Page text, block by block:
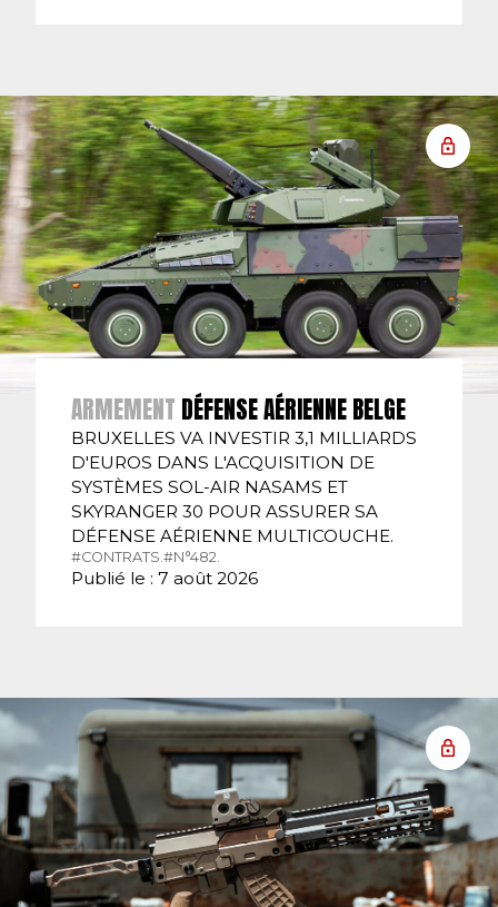
ARMEMENT DÉFENSE AÉRIENNE BELGE
BRUXELLES VA INVESTIR 3,1 MILLIARDS
D'EUROS DANS L'ACQUISITION DE
SYSTÈMES SOL-AIR NASAMS ET
SKYRANGER 30 POUR ASSURER SA
DÉFENSE AÉRIENNE MULTICOUCHE.
#CONTRATS.#N°482.
Publié le : 7 août 2026